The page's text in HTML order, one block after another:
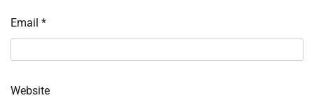
Email *
Website